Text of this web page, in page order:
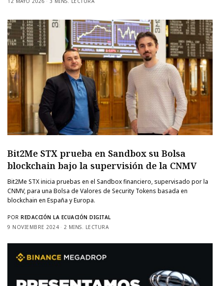
Bit2Me STX prueba en Sandbox su Bolsa
blockchain bajo la supervisión de la CNMV
Bit2Me STX inicia pruebas en el Sandbox financiero, supervisado por la
CNMV, para una Bolsa de Valores de Security Tokens basada en
blockchain en España y Europa.
POR REDACCIÓN LA ECUACIÓN DIGITAL
9 NOVIEMBRE 2024
2 MINS. LECTURA